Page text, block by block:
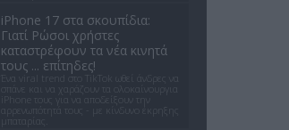
iPhone 17 στα σκουπίδια:
Γιατί Ρώσοι χρήστες
καταστρέφουν τα νέα κινητά
τους ... επίτηδες!
Ένα viral trend στο TikTok ωθεί άνδρες να
σπάνε και να χαράζουν τα ολοκαίνουργια
iPhone τους για να αποδείξουν την
αρρενωπότητά τους - με κίνδυνο έκρηξης
μπαταρίας.